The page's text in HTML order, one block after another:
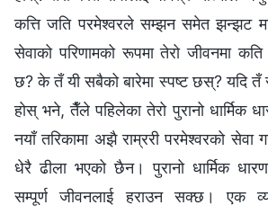
कत्ति जति परमेश्‍वरले सम्झन समेत झन्झट
सेवाको परिणामको रूपमा तेरो जीवनमा
छ? के तँ यी सबैको बारेमा स्पष्ट छस्? यदि तँ
होस् भने, तैँले पहिलेका तेरो पुरानो धार्मिक
नयाँ तरिकामा अझै राम्ररी परमेश्‍वरको
धेरै ढीला भएको छैन। पुरानो धार्मिक
सम्पूर्ण जीवनलाई हराउन सक्छ। एक